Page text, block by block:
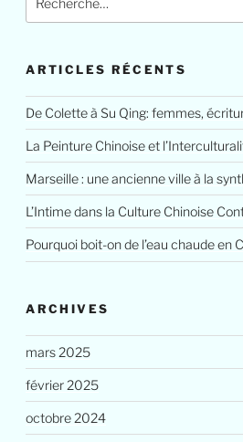
ARTICLES RÉCENTS
De Colette à Su Qing: femmes,
La Peinture Chinoise et
Marseille : une ancienne ville à la
L’Intime dans la Culture Chinoise
Pourquoi boit-on de l’eau chaude en
ARCHIVES
mars 2025
février 2025
octobre 2024